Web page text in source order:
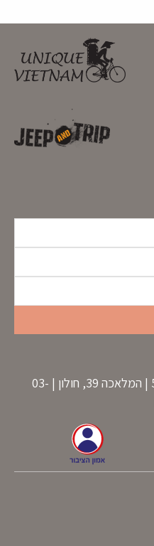
מיי טריפ בע"מ | ח.פ 515315067 | המלאכה 39, חולון | 03-